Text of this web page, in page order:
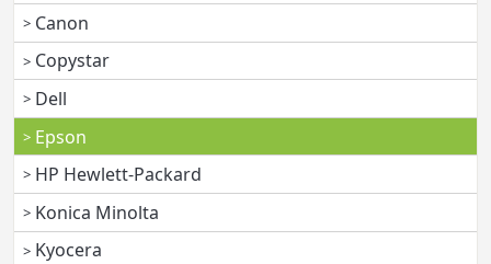
Canon
Copystar
Dell
Epson
HP Hewlett-Packard
Konica Minolta
Kyocera